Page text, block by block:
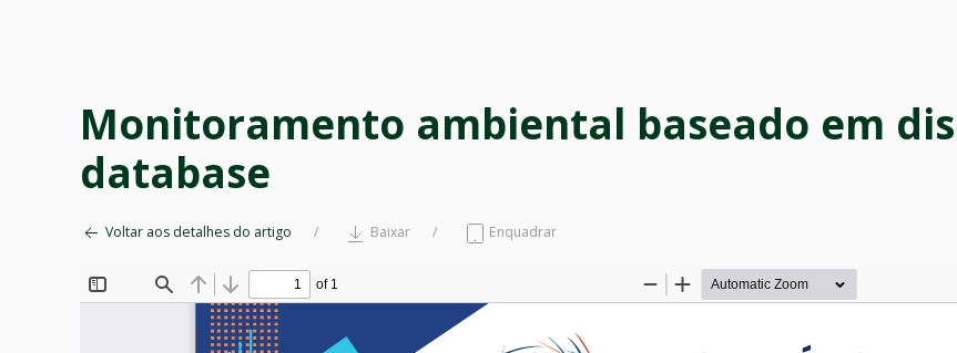
Monitoramento ambiental baseado em
database
Voltar aos detalhes do artigo Baixar Enquadrar